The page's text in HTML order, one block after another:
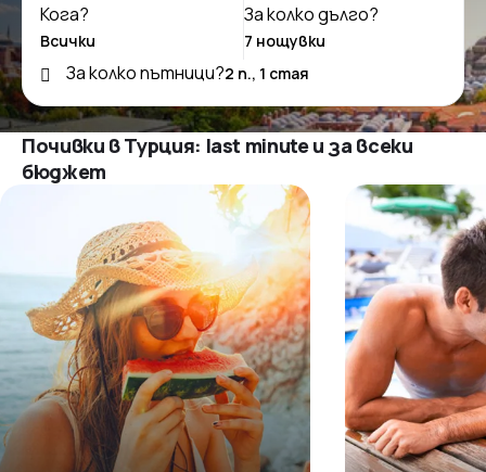
Кога?
За колко дълго?
За колко пътници?
Почивки в Турция: last minute и за всеки
бюджет